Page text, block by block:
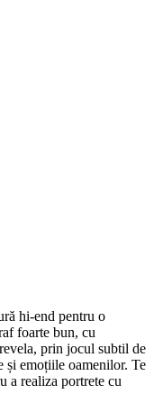
hi-end pentru o
foarte bun, cu
prin jocul subtil de
și emoțiile oamenilor. Te
a realiza portrete cu